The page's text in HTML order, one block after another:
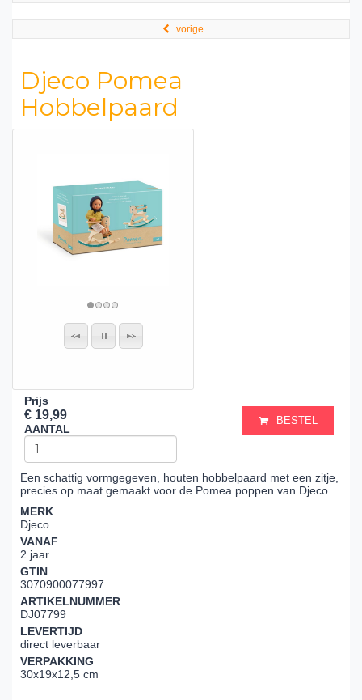
vorige
Djeco Pomea
Hobbelpaard
Prijs
€ 19,99
AANTAL
BESTEL
Een schattig vormgegeven, houten hobbelpaard met een zitje,
precies op maat gemaakt voor de Pomea poppen van Djeco
MERK
Djeco
VANAF
2 jaar
GTIN
3070900077997
ARTIKELNUMMER
DJ07799
LEVERTIJD
direct leverbaar
VERPAKKING
30x19x12,5 cm